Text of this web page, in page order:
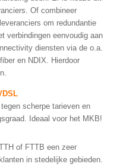
Of combineer
om redundantie
verbindingen eenvoudig aan
diensten via de o.a.
en NDIX. Hierdoor
scherpe tarieven en
Ideaal voor het MKB!
of FTTB een zeer
in stedelijke gebieden.